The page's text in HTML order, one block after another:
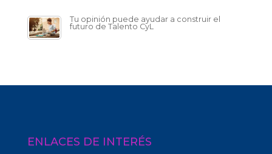
Tu opinión puede ayudar a construir el
futuro de Talento CyL
ENLACES DE INTERÉS